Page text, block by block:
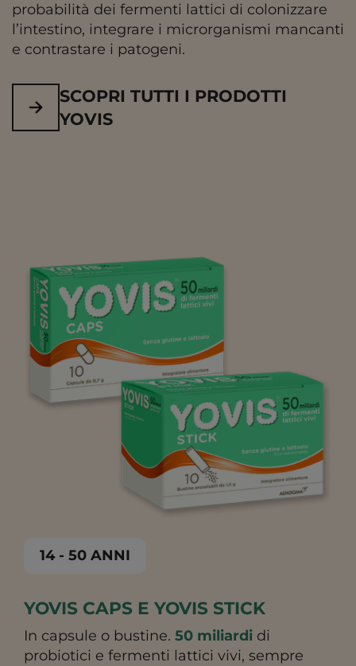
probabilità dei fermenti lattici di colonizzare
l’intestino, integrare i microrganismi mancanti
e contrastare i patogeni.
SCOPRI TUTTI I PRODOTTI
YOVIS
14 - 50 ANNI
YOVIS CAPS E YOVIS STICK
In capsule o bustine. 50 miliardi di
probiotici e fermenti lattici vivi, sempre